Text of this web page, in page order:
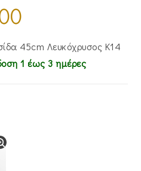
€960.00.
45cm Λευκόχρυσος Κ14
1 έως 3 ημέρες